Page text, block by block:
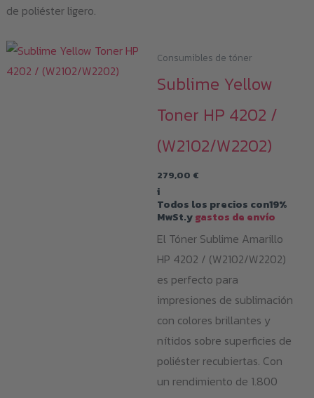
de poliéster ligero.
Consumibles de tóner
Sublime Yellow
Toner HP 4202 /
(W2102/W2202)
279,00 €
i
Todos los precios con19%
MwSt.ygastos de envío
El Tóner Sublime Amarillo
HP 4202 / (W2102/W2202)
es perfecto para
impresiones de sublimación
con colores brillantes y
nítidos sobre superficies de
poliéster recubiertas. Con
un rendimiento de 1.800